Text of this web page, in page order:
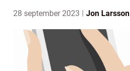
28 september 2023 Jon Larsson